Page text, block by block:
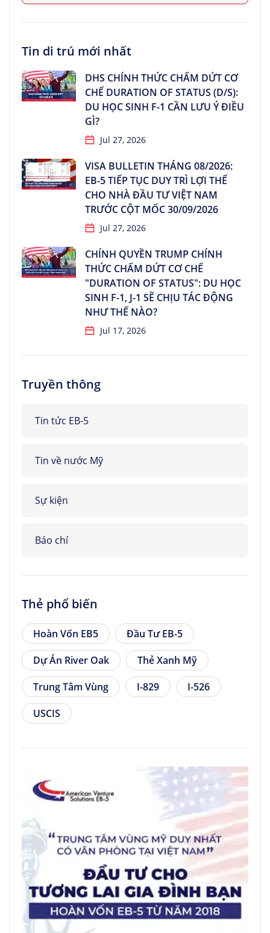
Tin di trú mới nhất
DHS CHÍNH THỨC CHẤM DỨT CƠ
CHẾ DURATION OF STATUS (D/S):
DU HỌC SINH F-1 CẦN LƯU Ý ĐIỀU
GÌ?
Jul 27, 2026
VISA BULLETIN THÁNG 08/2026:
EB-5 TIẾP TỤC DUY TRÌ LỢI THẾ
CHO NHÀ ĐẦU TƯ VIỆT NAM
TRƯỚC CỘT MỐC 30/09/2026
Jul 27, 2026
CHÍNH QUYỀN TRUMP CHÍNH
THỨC CHẤM DỨT CƠ CHẾ
"DURATION OF STATUS": DU HỌC
SINH F-1, J-1 SẼ CHỊU TÁC ĐỘNG
NHƯ THẾ NÀO?
Jul 17, 2026
Truyền thông
Tin tức EB-5
Tin về nước Mỹ
Sự kiện
Báo chí
Thẻ phổ biến
Hoàn Vốn EB5
Đầu Tư EB-5
Dự Án River Oak
Thẻ Xanh Mỹ
Trung Tâm Vùng
I-829
I-526
USCIS